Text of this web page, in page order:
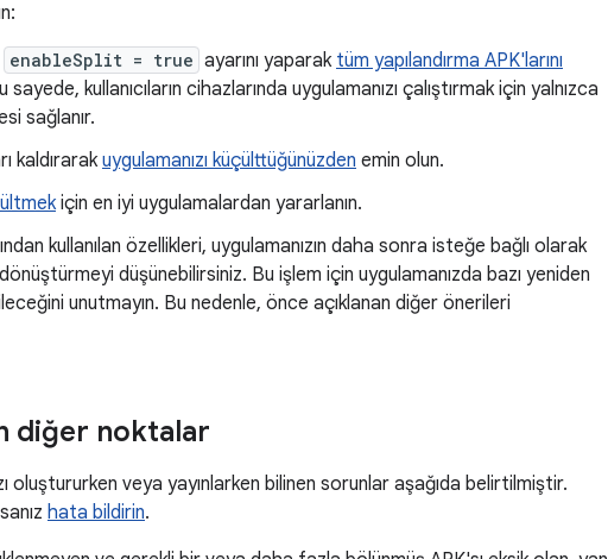
enableSplit = true ayarını yaparak tüm yapılandırma APK'larını
sayede, kullanıcıların cihazlarında uygulamanızı çalıştırmak için yalnızca
sağlanır.
kaldırarakuygulamanızı küçülttüğünüzden emin olun.
için en iyi uygulamalardan yararlanın.
kullanılan özellikleri, uygulamanızın daha sonra isteğe bağlı olarak
dönüştürmeyi düşünebilirsiniz. Bu işlem için uygulamanızda bazı yeniden
unutmayın. Bu nedenle, önce açıklanan diğer önerileri
diğer noktalar
oluştururken veya yayınlarken bilinen sorunlar aşağıda belirtilmiştir.
hata bildirin.